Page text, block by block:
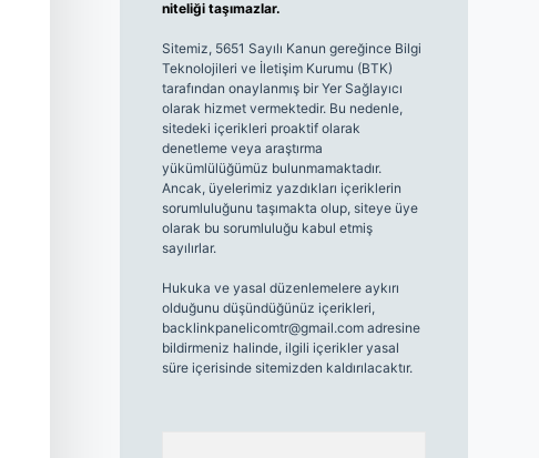
niteliği taşımazlar.
Sitemiz, 5651 Sayılı Kanun gereğince Bilgi
Teknolojileri ve İletişim Kurumu (BTK)
tarafından onaylanmış bir Yer Sağlayıcı
olarak hizmet vermektedir. Bu nedenle,
sitedeki içerikleri proaktif olarak
denetleme veya araştırma
yükümlülüğümüz bulunmamaktadır.
Ancak, üyelerimiz yazdıkları içeriklerin
sorumluluğunu taşımakta olup, siteye üye
olarak bu sorumluluğu kabul etmiş
sayılırlar.
Hukuka ve yasal düzenlemelere aykırı
olduğunu düşündüğünüz içerikleri,
backlinkpanelicomtr@gmail.comadresine
bildirmeniz halinde, ilgili içerikler yasal
süre içerisinde sitemizden kaldırılacaktır.